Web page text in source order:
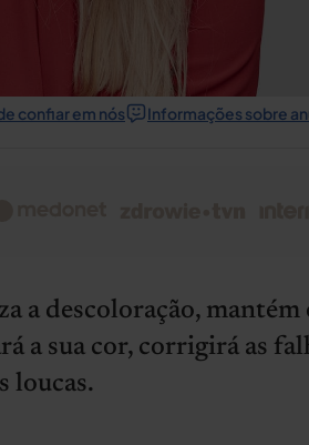
confiar em nós Informações sobre
descoloração, mantém
a sua cor, corrigirá as
loucas.